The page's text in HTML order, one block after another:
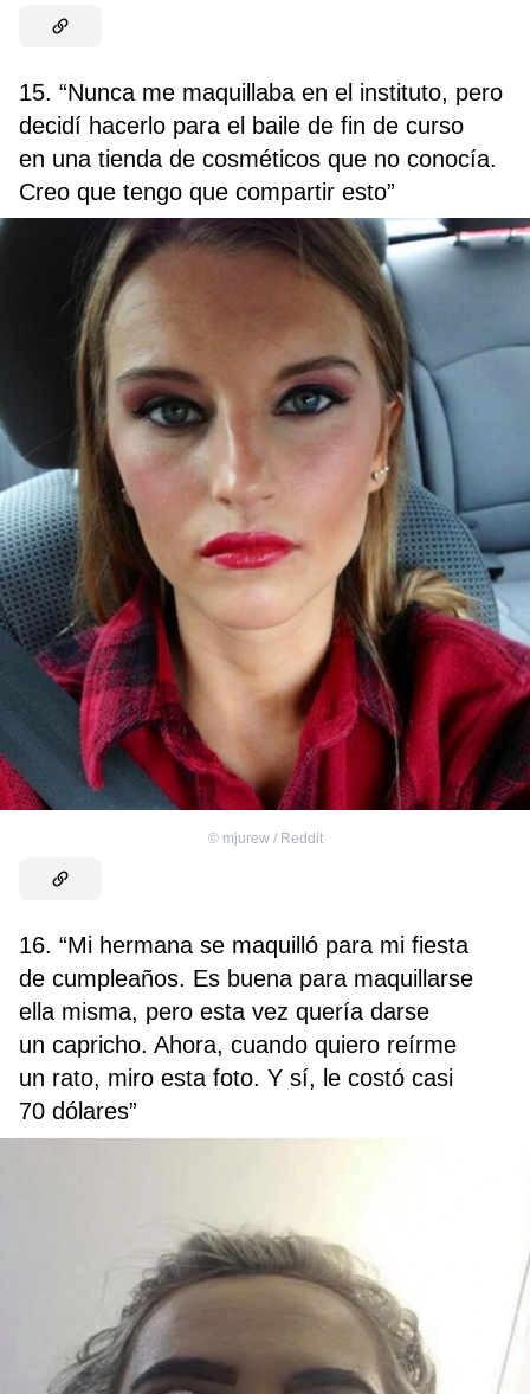
15. “Nunca me maquillaba en el instituto, pero
decidí hacerlo para el baile de fin de curso
en una tienda de cosméticos que no conocía.
Creo que tengo que compartir esto”
© mjurew / Reddit
16. “Mi hermana se maquilló para mi fiesta
de cumpleaños. Es buena para maquillarse
ella misma, pero esta vez quería darse
un capricho. Ahora, cuando quiero reírme
un rato, miro esta foto. Y sí, le costó casi
70 dólares”